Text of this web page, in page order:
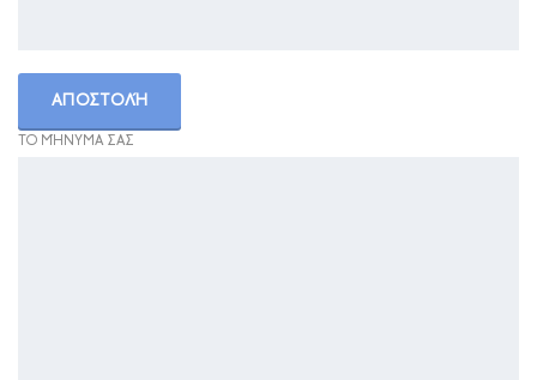
ΤΟ ΜΉΝΥΜΑ ΣΑΣ